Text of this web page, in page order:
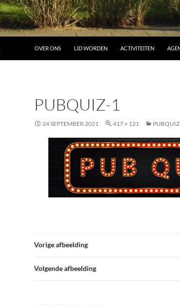
OVER ONS LID WORDEN ACTIVITEITEN
PUBQUIZ-1
24 SEPTEMBER 2021 417 × 121
Vorige afbeelding
Volgende afbeelding